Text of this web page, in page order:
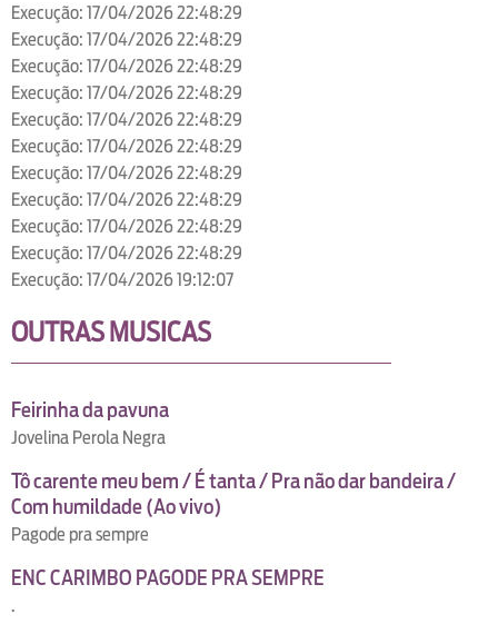
Execução: 17/04/2026 22:48:29
Execução: 17/04/2026 22:48:29
Execução: 17/04/2026 22:48:29
Execução: 17/04/2026 22:48:29
Execução: 17/04/2026 22:48:29
Execução: 17/04/2026 22:48:29
Execução: 17/04/2026 22:48:29
Execução: 17/04/2026 22:48:29
Execução: 17/04/2026 22:48:29
Execução: 17/04/2026 22:48:29
Execução: 17/04/2026 19:12:07
OUTRAS MUSICAS
Feirinha da pavuna
Jovelina Perola Negra
Tô carente meu bem / É tanta / Pra não dar bandeira /
Com humildade (Ao vivo)
Pagode pra sempre
ENC CARIMBO PAGODE PRA SEMPRE
.